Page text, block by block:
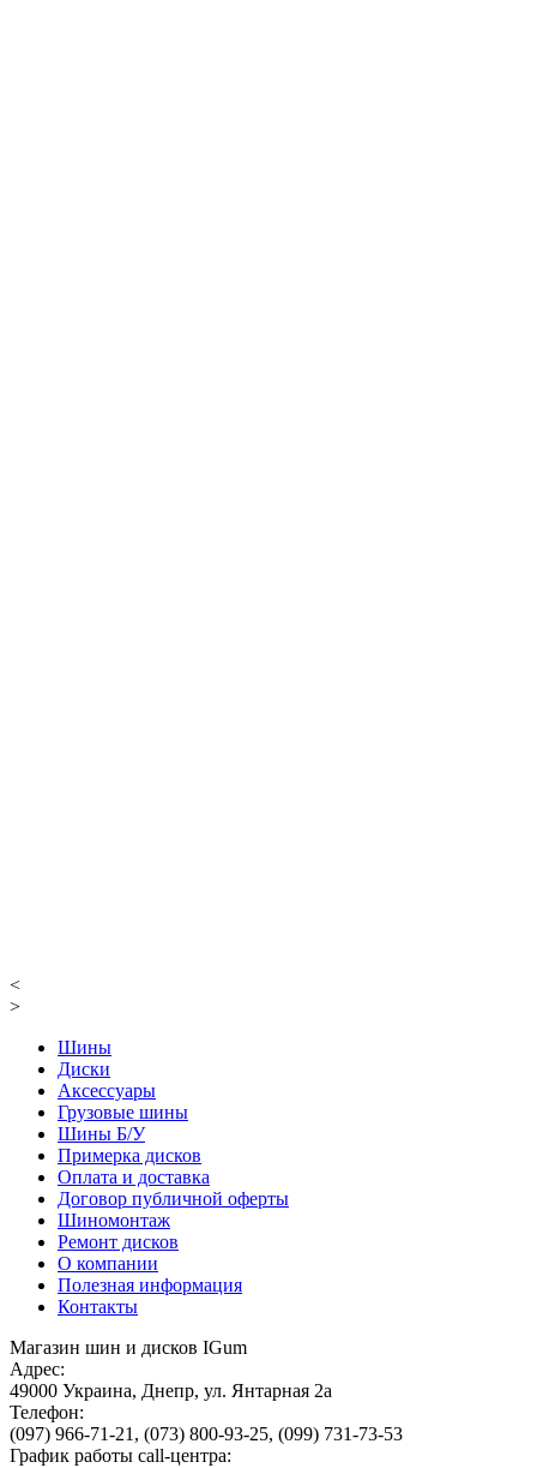
<
>
Шины
Диски
Аксессуары
Грузовые шины
Шины Б/У
Примерка дисков
Оплата и доставка
Договор публичной оферты
Шиномонтаж
Ремонт дисков
О компании
Полезная информация
Контакты
Магазин шин и дисков IGum
Адрес:
49000 Украина, Днепр, ул. Янтарная 2а
Телефон:
(097) 966-71-21 , (073) 800-93-25, (099) 731-73-53
График работы call-центра: